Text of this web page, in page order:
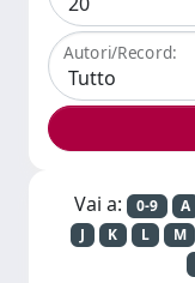
Autori/Record:
Vai a: 0-9 A
J
K L M